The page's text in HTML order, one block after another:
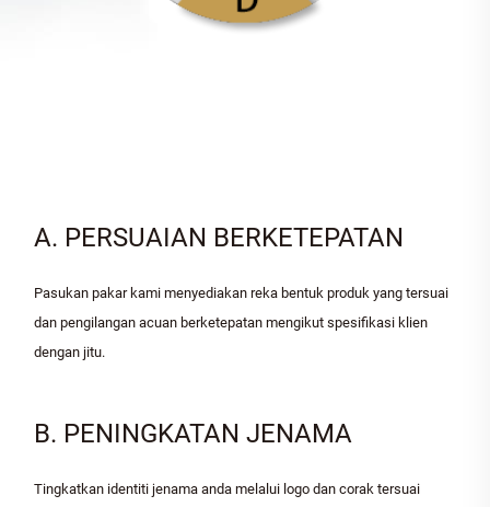
A. PERSUAIAN BERKETEPATAN
Pasukan pakar kami menyediakan reka bentuk produk yang tersuai
dan pengilangan acuan berketepatan mengikut spesifikasi klien
dengan jitu.
B. PENINGKATAN JENAMA
Tingkatkan identiti jenama anda melalui logo dan corak tersuai